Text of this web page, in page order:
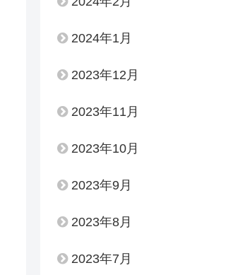
2024年1月
2023年12月
2023年11月
2023年10月
2023年9月
2023年8月
2023年7月